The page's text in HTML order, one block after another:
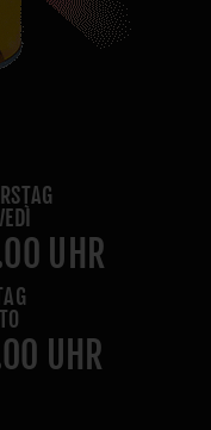
UHR
UHR